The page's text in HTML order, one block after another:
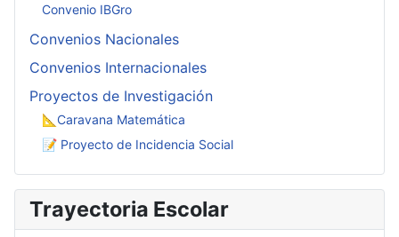
Convenio IBGro
Convenios Nacionales
Convenios Internacionales
Proyectos de Investigación
📐Caravana Matemática
📝 Proyecto de Incidencia Social
Trayectoria Escolar